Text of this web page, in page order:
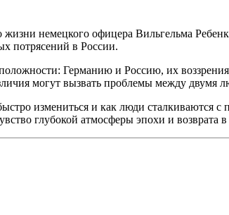
немецкого офицера Вильгельма
потрясений в России.
Германию и Россию, их
могут вызвать проблемы между двумя
измениться и как люди сталкиваются
глубокой атмосферы эпохи и возврата